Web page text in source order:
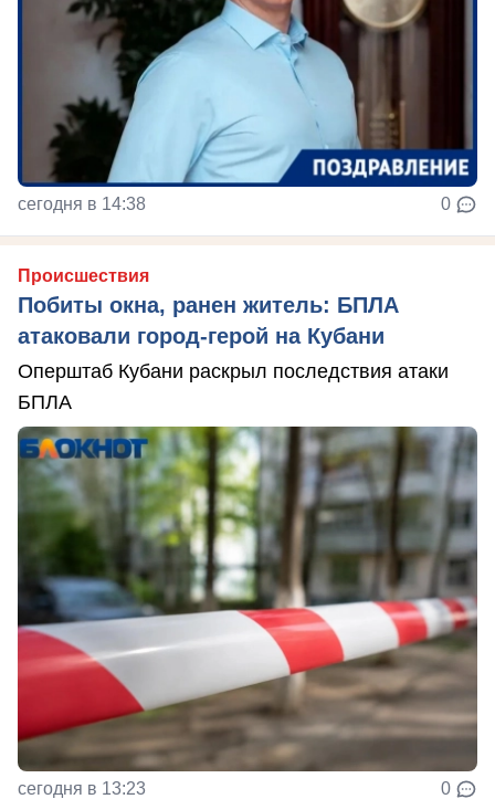
сегодня в 14:38 0
Происшествия
Побиты окна, ранен житель: БПЛА
атаковали город-герой на Кубани
Оперштаб Кубани раскрыл последствия атаки
БПЛА
сегодня в 13:23 0